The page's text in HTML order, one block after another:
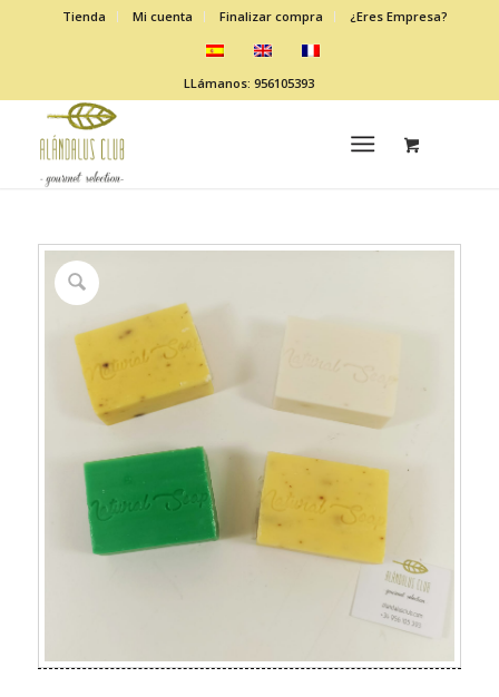
Tienda Mi cuenta Finalizar compra ¿Eres Empresa?
LLámanos: 956105393